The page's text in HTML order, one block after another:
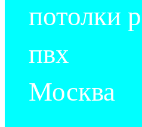
потолки
пвх
Москва